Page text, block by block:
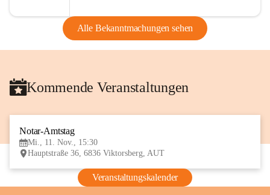
Alle Bekanntmachungen sehen
Kommende Veranstaltungen
Notar-Amtstag
Mi., 11. Nov., 15:30
Hauptstraße 36, 6836 Viktorsberg, AUT
Veranstaltungskalender